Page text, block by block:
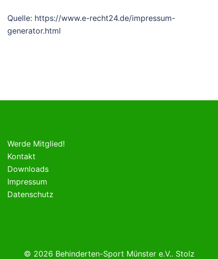
Quelle: https://www.e-recht24.de/impressum-
generator.html
Werde Mitglied!
Kontakt
Downloads
Impressum
Datenschutz
© 2026 Behinderten-Sport Münster e.V.. Stolz